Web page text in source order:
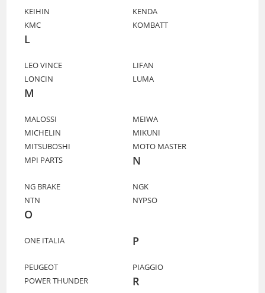
KEIHIN
KENDA
KMC
KOMBATT
L
LEO VINCE
LIFAN
LONCIN
LUMA
M
MALOSSI
MEIWA
MICHELIN
MIKUNI
MITSUBOSHI
MOTO MASTER
MPI PARTS
N
NG BRAKE
NGK
NTN
NYPSO
O
ONE ITALIA P
PEUGEOT
PIAGGIO
POWER THUNDER
R